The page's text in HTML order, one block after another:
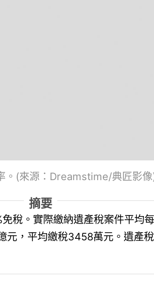
。(來源：Dreamstime/典匠影
摘要
稅。實際繳納遺產稅案件平
，平均繳稅3458萬元。遺產